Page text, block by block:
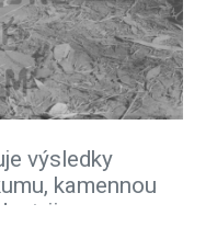
výsledky
kamennou